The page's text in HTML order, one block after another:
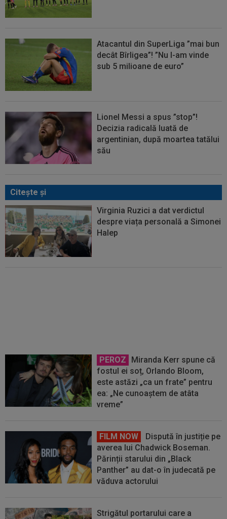
Atacantul din SuperLiga ”mai bun
decât Bîrligea”! ”Nu l-am vinde
sub 5 milioane de euro”
Lionel Messi a spus ”stop”!
Decizia radicală luată de
argentinian, după moartea tatălui
său
Citeşte şi
Virginia Ruzici a dat verdictul
despre viața personală a Simonei
Halep
PEROZ
Miranda Kerr spune că
fostul ei soț, Orlando Bloom,
este astăzi „ca un frate” pentru
ea: „Ne cunoaștem de atâta
vreme”
FILM NOW
Dispută în justiție pe
averea lui Chadwick Boseman.
Părinții starului din „Black
Panther” au dat-o în judecată pe
văduva actorului
Strigătul portarului care a